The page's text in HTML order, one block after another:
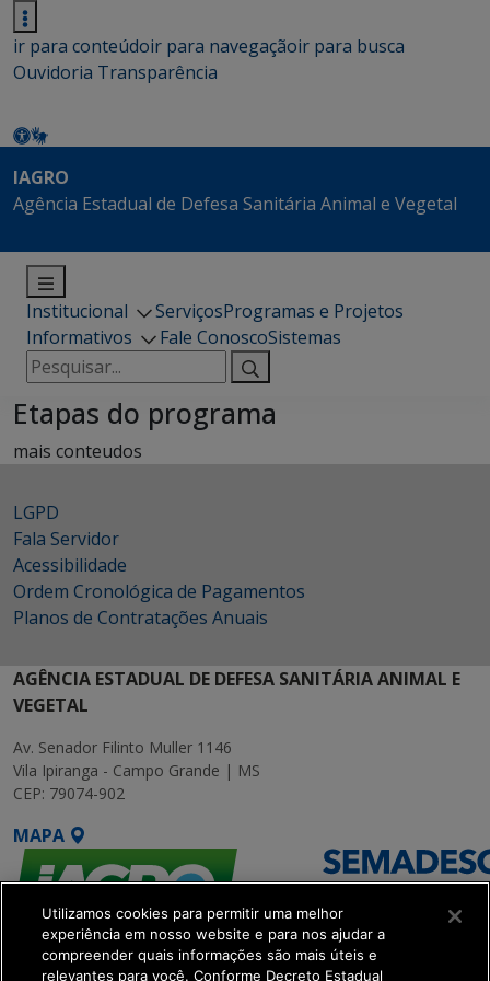
ir para conteúdoir para navegaçãoir para busca
Ouvidoria Transparência
IAGRO
Agência Estadual de Defesa Sanitária Animal e Vegetal
Institucional ServiçosProgramas e Projetos
Informativos
Fale ConoscoSistemas
Pesquisar
por:
Etapas do programa
mais conteudos
LGPD
Fala Servidor
Acessibilidade
Ordem Cronológica de Pagamentos
Planos de Contratações Anuais
AGÊNCIA ESTADUAL DE DEFESA SANITÁRIA ANIMAL E
VEGETAL
Av. Senador Filinto Muller 1146
Vila Ipiranga - Campo Grande | MS
CEP: 79074-902
MAPA
Utilizamos cookies para permitir uma melhor
experiência em nosso website e para nos ajudar a
compreender quais informações são mais úteis e
relevantes para você. Conforme Decreto Estadual